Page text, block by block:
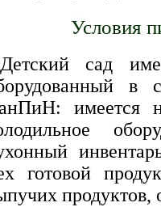
Условия
Детский сад
в
имеется
готовой
продуктов,